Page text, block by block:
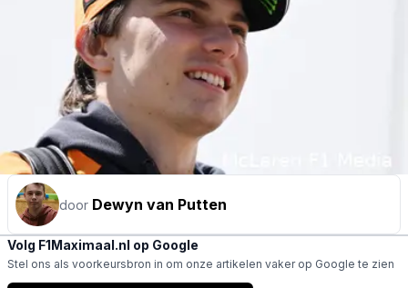
door Dewyn van Putten
Volg F1Maximaal.nl op Google
Stel ons als voorkeursbron in om onze artikelen vaker op Google te zien